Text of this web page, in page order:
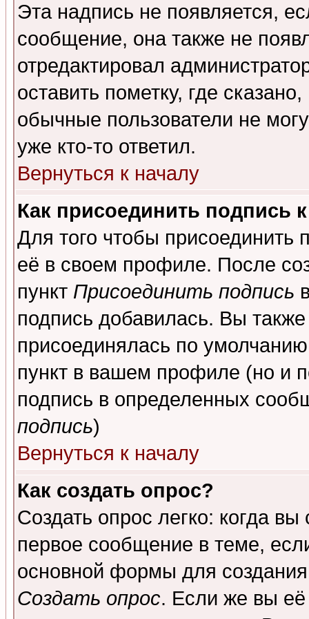
Эта надпись не появляется,
сообщение, она также не
отредактировал
оставить пометку, где
обычные пользователи не
уже кто-то ответил.
Вернуться к началу
Как присоединить подпись
Для того чтобы присоединить
её в своем профиле. После
пункт Присоединить подпись
подпись добавилась. Вы
присоединялась по
пункт в вашем профиле (но и
подпись в определенных
подпись)
Вернуться к началу
Как создать опрос?
Создать опрос легко: когда
первое сообщение в теме,
основной формы для
Создать опрос. Если же вы её